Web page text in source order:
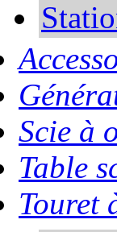
Scie à
Table
Touret